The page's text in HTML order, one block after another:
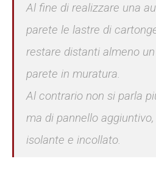
Al fine di realizzare una
parete le lastre di
restare distanti almeno
parete in muratura.
Al contrario non si parla
ma di pannello
isolante e incollato.